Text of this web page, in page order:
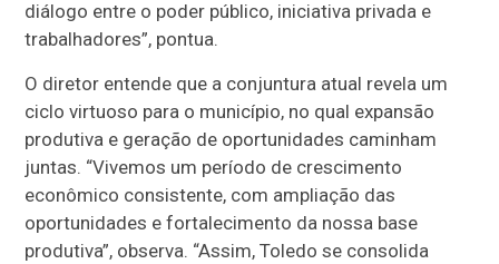
diálogo entre o poder público, iniciativa privada e
trabalhadores”, pontua.
O diretor entende que a conjuntura atual revela um
ciclo virtuoso para o município, no qual expansão
produtiva e geração de oportunidades caminham
juntas. “Vivemos um período de crescimento
econômico consistente, com ampliação das
oportunidades e fortalecimento da nossa base
produtiva”, observa. “Assim, Toledo se consolida